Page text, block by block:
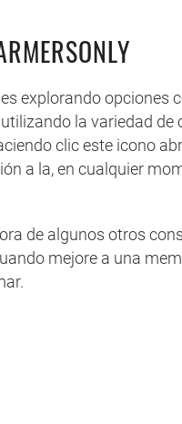
explorando opciones
la variedad
clic este icono
a la, en cualquier
de algunos otros
mejore a una